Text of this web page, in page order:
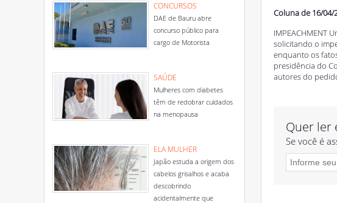
CONCURSOS
DAE de Bauru abre
concurso público para
cargo de Motorista
SAÚDE
Mulheres com diabetes
têm de redobrar cuidados
na menopausa
ELA MULHER
Japão estuda a origem dos
cabelos grisalhos e acaba
descobrindo
acidentalmente que
Coluna de 16/04/
IMPEACHMENT
solicitando o
enquanto os
presidência do
autores do
Quer ler
Se você é